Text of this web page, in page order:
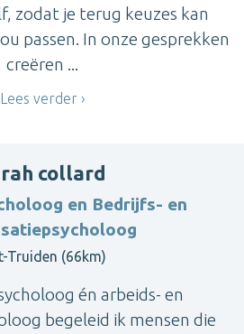
zodat je terug keuzes kan
passen. In onze gesprekken
creëren ...
Lees verder
collard
en Bedrijfs- en
Truiden (66km)
én arbeids- en
begeleid ik mensen die